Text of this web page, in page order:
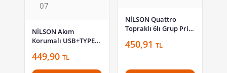
NİLSON Akım
Korumalı USB+TYPE-C
Blisterli Beyaz 40 13
01 07
449,90 TL
NİLSON Quattro
Topraklı 6lı Grup Priz
450,91 TL